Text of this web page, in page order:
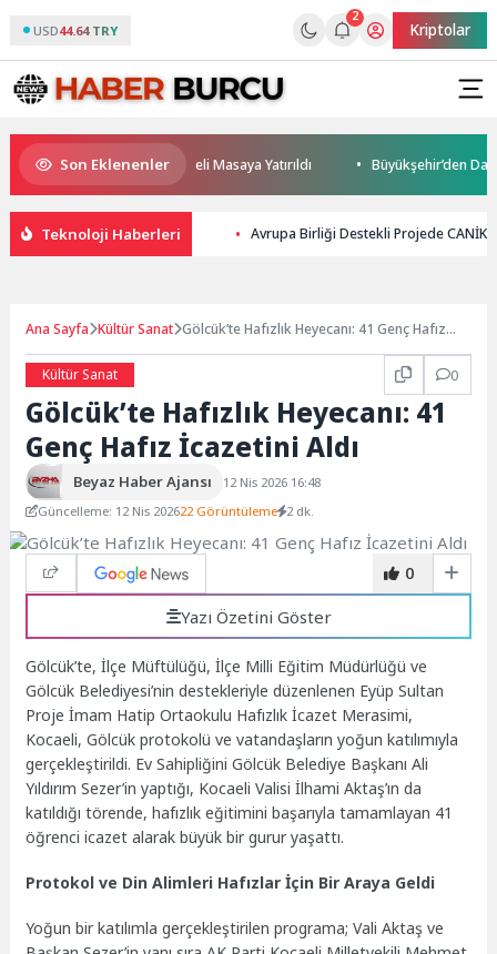
USD44.64 TRY
2
Kriptolar
Son Eklenenler
ve Yatırım Potansiyeli Masaya Yatırıldı Büyükşehir’den
Teknoloji Haberleri Avrupa Birliği Destekli Projede
Ana Sayfa Kültür Sanat Gölcük’te Hafızlık Heyecanı: 41 Genç Hafız
Kültür Sanat
0
Gölcük’te Hafızlık Heyecanı: 41
Genç Hafız İcazetini Aldı
Beyaz Haber Ajansı
12 Nis 2026 16:48
Güncelleme: 12 Nis 202622 Görüntüleme 2 dk.
0
Yazı Özetini Göster
Gölcük’te, İlçe Müftülüğü, İlçe Milli Eğitim Müdürlüğü ve
Gölcük Belediyesi’nin destekleriyle düzenlenen Eyüp Sultan
Proje İmam Hatip Ortaokulu Hafızlık İcazet Merasimi,
Kocaeli, Gölcük protokolü ve vatandaşların yoğun katılımıyla
gerçekleştirildi. Ev Sahipliğini Gölcük Belediye Başkanı Ali
Yıldırım Sezer’in yaptığı, Kocaeli Valisi İlhami Aktaş’ın da
katıldığı törende, hafızlık eğitimini başarıyla tamamlayan 41
öğrenci icazet alarak büyük bir gurur yaşattı.
Protokol ve Din Alimleri Hafızlar İçin Bir Araya Geldi
Yoğun bir katılımla gerçekleştirilen programa; Vali Aktaş ve